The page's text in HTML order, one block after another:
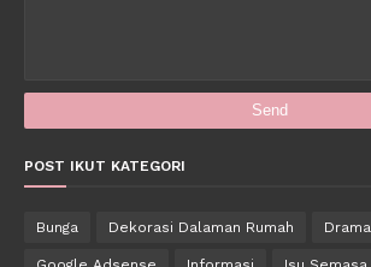
POST IKUT KATEGORI
Bunga Dekorasi Dalaman Rumah Drama